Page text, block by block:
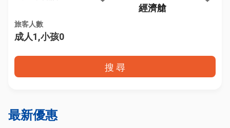
經濟艙
旅客人數
成人1,小孩0
搜 尋
最新優惠